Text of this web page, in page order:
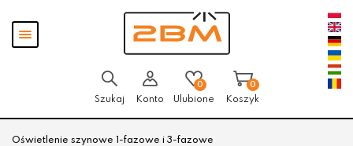
Pokaż
menu
Szukaj Konto
0
Ulubione
0
Koszyk
Oświetlenie szynowe 1-fazowe i 3-fazowe